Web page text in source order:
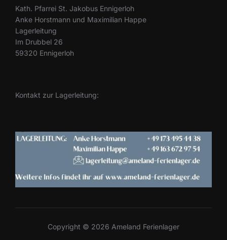
Kath. Pfarrei St. Jakobus Ennigerloh
Anke Horstmann und Maximilian Happe
Lagerleitung
Im Drubbel 26
59320 Ennigerloh
Kontakt zur Lagerleitung:
Copyright © 2026 Ameland Ferienlager